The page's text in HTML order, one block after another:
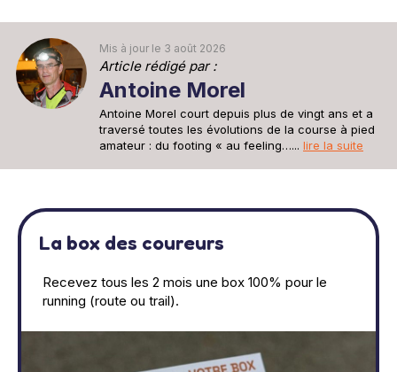
Mis à jour le 3 août 2026
Article rédigé par :
Antoine Morel
Antoine Morel court depuis plus de vingt ans et a
traversé toutes les évolutions de la course à pied
amateur : du footing « au feeling…... lire la suite
La box des coureurs
Recevez tous les 2 mois une box 100% pour le
running (route ou trail).